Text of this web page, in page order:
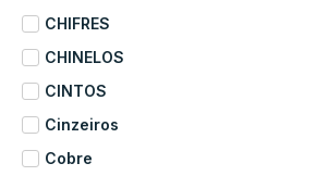
CHIFRES
CHINELOS
CINTOS
Cinzeiros
Cobre